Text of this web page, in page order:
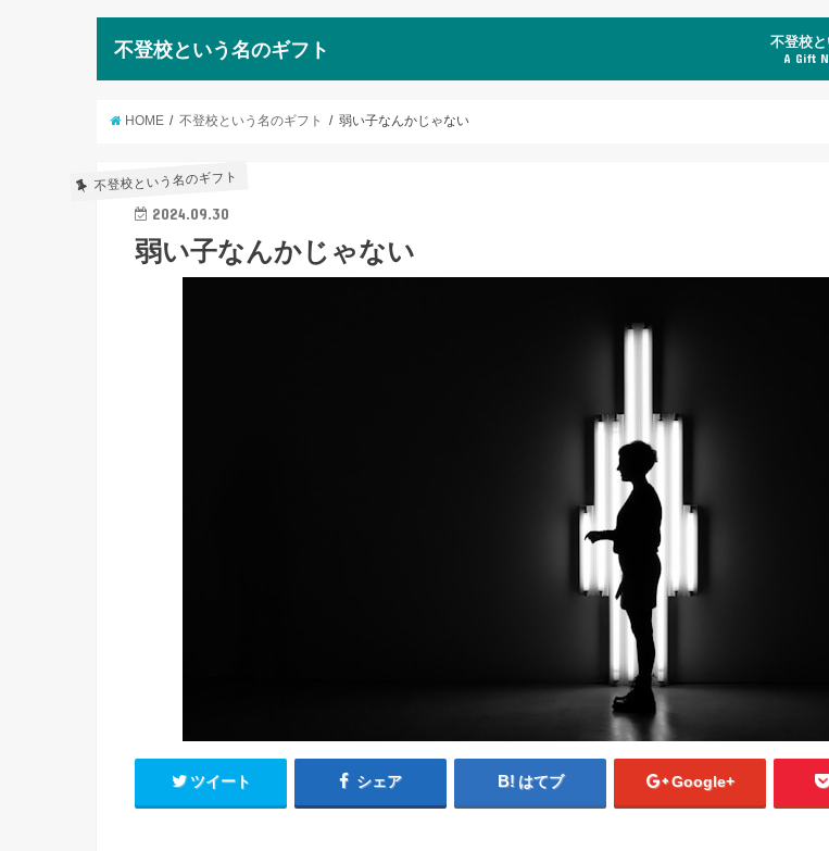
不登校という名のギフト 不登校
A Gift
HOME 不登校という名のギフト 弱い子なんかじゃない
不登校という名のギフト
2024.09.30
弱い子なんかじゃない
ツイート シェア はてブ Google+